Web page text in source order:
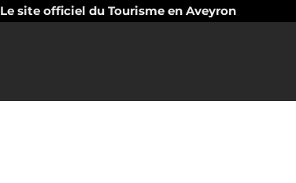
Le site officiel du Tourisme en Aveyron